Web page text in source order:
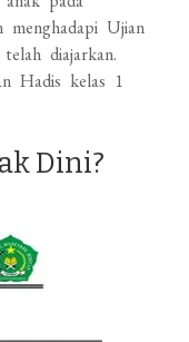
menghadapi Ujian
diajarkan.
Hadis kelas 1
Dini?